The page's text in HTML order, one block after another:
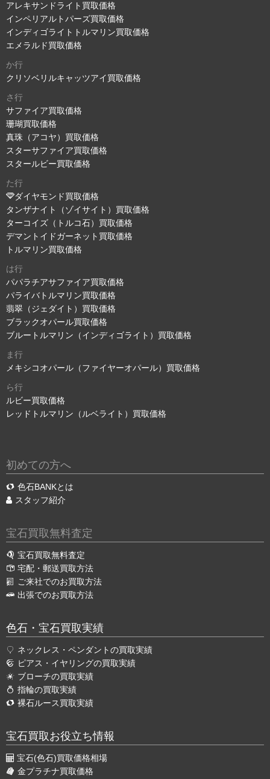
アレキサンドライト買取価格
インペリアルトパーズ買取価格
インディゴライトトルマリン買取価格
エメラルド買取価格
か行
クリソベリルキャッツアイ買取価格
さ行
サファイア買取価格
珊瑚買取価格
真珠（アコヤ）買取価格
スターサファイア買取価格
スタールビー買取価格
た行
ダイヤモンド買取価格
タンザナイト（ゾイサイト）買取価格
ターコイズ（トルコ石）買取価格
デマントイドガーネット買取価格
トルマリン買取価格
は行
パパラチアサファイア買取価格
パライバトルマリン買取価格
翡翠（ジェダイト）買取価格
ブラックオパール買取価格
ブルートルマリン（インディゴライト）買取価格
ま行
メキシコオパール（ファイヤーオパール）買取価格
ら行
ルビー買取価格
レッドトルマリン（ルベライト）買取価格
初めての方へ
色石BANKとは
スタッフ紹介
宝石買取無料査定
宝石買取無料査定
宅配・郵送買取方法
ご来社でのお買取方法
出張でのお買取方法
色石・宝石買取実績
ネックレス・ペンダントの買取実績
ピアス・イヤリングの買取実績
ブローチの買取実績
指輪の買取実績
裸石ルース買取実績
宝石買取お役立ち情報
宝石(色石)買取価格相場
金プラチナ買取価格